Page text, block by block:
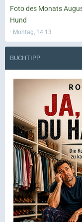
Foto des Monats
Hund
Montag, 14:13
BUCHTIPP